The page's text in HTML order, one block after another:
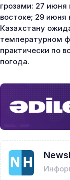
грозами: 27
востоке; 29
Казахстану
температурном
практически по
погода.